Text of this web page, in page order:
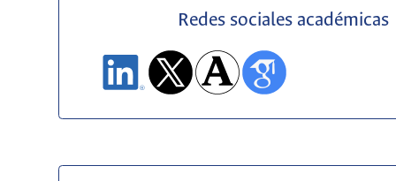
Redes sociales académicas